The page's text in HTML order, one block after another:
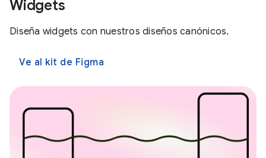
Widgets
Diseña widgets con nuestros diseños canónicos.
Ve al kit de Figma